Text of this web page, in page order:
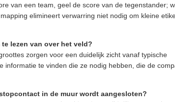
van een team, geel de score van de tegenstander;
elimineert verwarring niet nodig om kleine
lezen van over het veld?
zorgen voor een duidelijk zicht vanaf typische
informatie te vinden die ze nodig hebben, die de
in de muur wordt aangesloten?